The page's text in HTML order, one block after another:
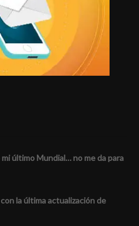
mi último Mundial… no me da para
la última actualización de